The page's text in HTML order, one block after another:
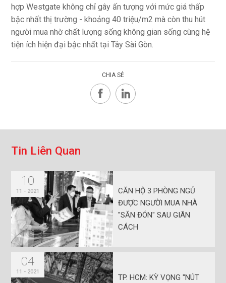
hợp Westgate không chỉ gây ấn tượng với mức giá thấp
bậc nhất thị trường - khoảng 40 triệu/m2 mà còn thu hút
người mua nhờ chất lượng sống không gian sống cùng hệ
tiện ích hiện đại bậc nhất tại Tây Sài Gòn.
CHIA SẺ
Tin Liên Quan
10
11 - 2021
CĂN HỘ 3 PHÒNG NGỦ
ĐƯỢC NGƯỜI MUA NHÀ
"SĂN ĐÓN" SAU GIÃN
CÁCH
04
11 - 2021
TP. HCM: KỲ VỌNG "NÚT